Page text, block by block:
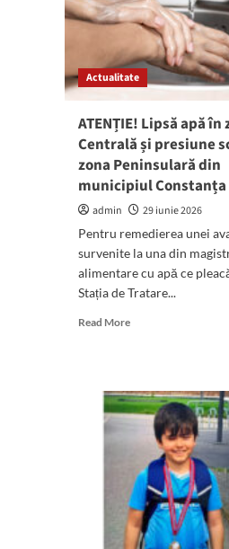
matematică/istorie
a
decalată
Actualitate
ATENȚIE! Lipsă apă în
Centrală și presiune
zona Peninsulară din
municipiul Constanța
admin
29 iunie 2026
Pentru remedierea unei
survenite la una din
alimentare cu apă ce
Stația de Tratare...
Read MoreRead
Lipsă
apă
în
Centrală
și
presiune
scăzută
în
zona